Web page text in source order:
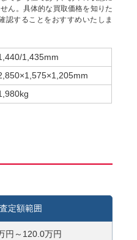
ん。具体的な買取価格を知りた
認することをおすすめいたしま
1,435mm
査定額範囲
円～120.0万円